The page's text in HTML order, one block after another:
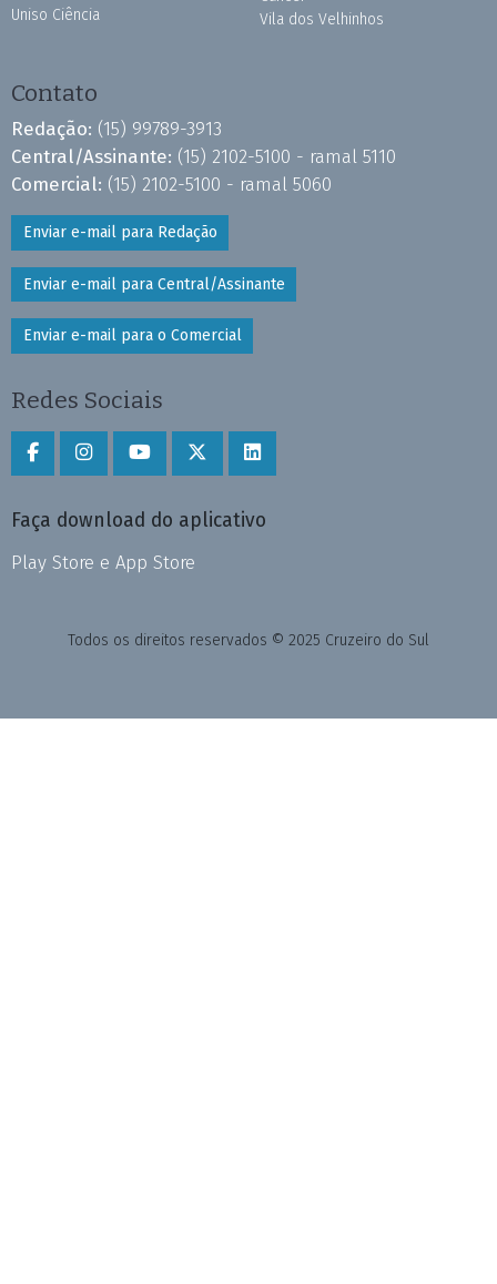
Uniso Ciência
Vila dos Velhinhos
Contato
Redação: (15) 99789-3913
Central/Assinante: (15) 2102-5100 - ramal 5110
Comercial: (15) 2102-5100 - ramal 5060
Enviar e-mail para Redação
Enviar e-mail para Central/Assinante
Enviar e-mail para o Comercial
Redes Sociais
Faça download do aplicativo
Play Store e App Store
Todos os direitos reservados © 2025 Cruzeiro do Sul